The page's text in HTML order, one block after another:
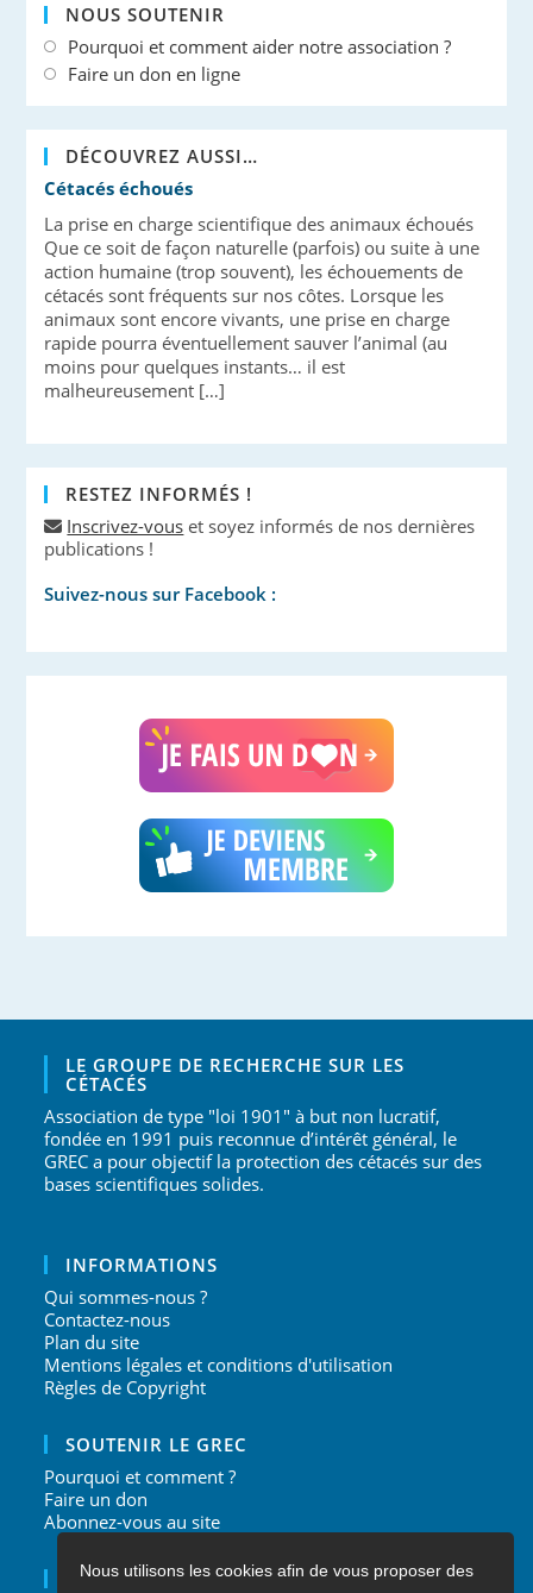
NOUS SOUTENIR
Pourquoi et comment aider notre association ?
Faire un don en ligne
DÉCOUVREZ AUSSI…
Cétacés échoués
La prise en charge scientifique des animaux échoués
Que ce soit de façon naturelle (parfois) ou suite à une
action humaine (trop souvent), les échouements de
cétacés sont fréquents sur nos côtes. Lorsque les
animaux sont encore vivants, une prise en charge
rapide pourra éventuellement sauver l’animal (au
moins pour quelques instants… il est
malheureusement […]
RESTEZ INFORMÉS !
Inscrivez-vous et soyez informés de nos dernières
publications !
Suivez-nous sur Facebook :
LE GROUPE DE RECHERCHE SUR LES
CÉTACÉS
Association de type "loi 1901" à but non lucratif,
fondée en 1991 puis reconnue d’intérêt général, le
GREC a pour objectif la protection des cétacés sur des
bases scientifiques solides.
INFORMATIONS
Qui sommes-nous ?
Contactez-nous
Plan du site
Mentions légales et conditions d'utilisation
Règles de Copyright
SOUTENIR LE GREC
Pourquoi et comment ?
Faire un don
Abonnez-vous au site
NOUS SUIVRE
Nous utilisons les cookies afin de vous proposer des